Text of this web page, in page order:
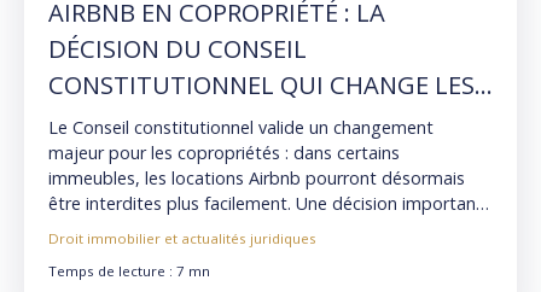
AIRBNB EN COPROPRIÉTÉ : LA
DÉCISION DU CONSEIL
CONSTITUTIONNEL QUI CHANGE LES
RÈGLES EN 2026
Le Conseil constitutionnel valide un changement
majeur pour les copropriétés : dans certains
immeubles, les locations Airbnb pourront désormais
être interdites plus facilement. Une décision importante
investisseurs et copropriétaires.
Droit immobilier et actualités juridiques
Temps de lecture : 7 mn